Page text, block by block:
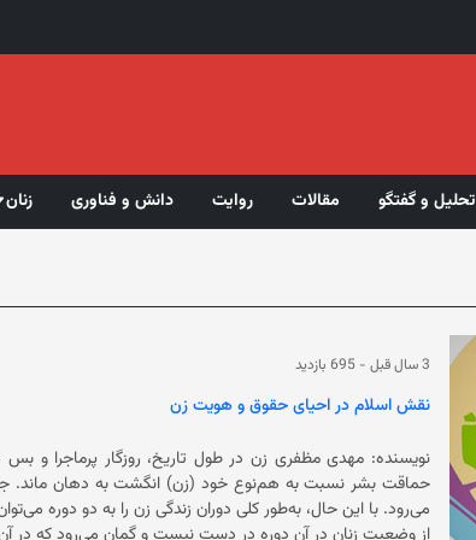
تحلیل و گفتگو مقالات روایت دانش و فناوری زنان
3 سال قبل - 695 بازدید
نقش اسلام در احیای حقوق و هویت زن
نویسنده: مهدی مظفری زن در طول تاریخ،
حماقت بشر نسبت به هم‌نوع خود (زن) انگشت به دهان ماند.